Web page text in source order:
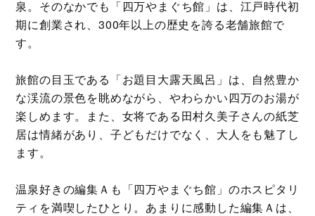
泉。そのなかでも「四万やまぐち館」は、江戸時代初
期に創業され、300年以上の歴史を誇る老舗旅館で
す。
旅館の目玉である「お題目大露天風呂」は、自然豊か
な渓流の景色を眺めながら、やわらかい四万のお湯が
楽しめます。また、女将である田村久美子さんの紙芝
居は情緒があり、子どもだけでなく、大人をも魅了し
ます。
温泉好きの編集Ａも「四万やまぐち館」のホスピタリ
ティを満喫したひとり。あまりに感動した編集Ａは、